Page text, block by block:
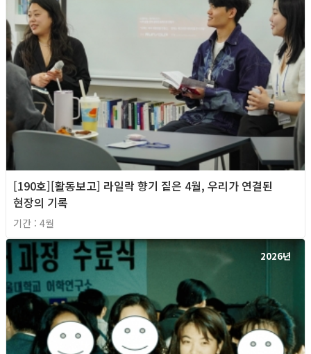
[190호][활동보고] 라일락 향기 짙은 4월, 우리가 연결된
현장의 기록
기간 : 4월
2026년